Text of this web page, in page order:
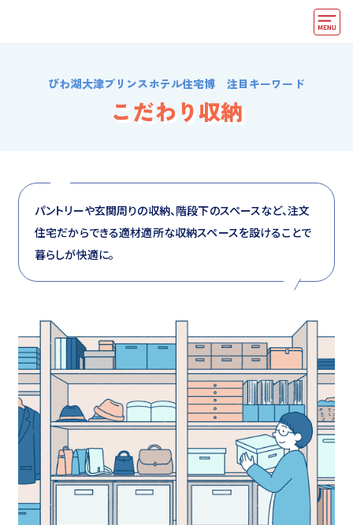
好みからモデルハウスを探す
住まいづくりお役立ち情報
他の展示場
びわ湖大津プリンスホテル住宅博 注目キーワード
こだわり収納
パントリーや玄関周りの収納、階段下のスペースなど、注文
住宅だからできる適材適所な収納スペースを設けることで
暮らしが快適に。